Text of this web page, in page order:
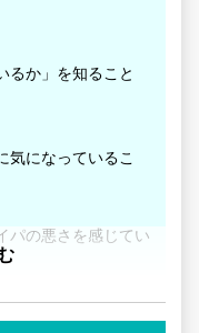
か」を知ること
になっているこ
パの悪さを感じてい
員と直接本音で話せ